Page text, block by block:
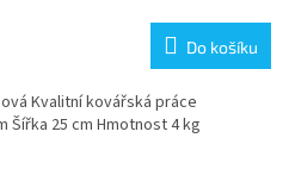
Do košíku
Kvalitní kovářská práce
Šířka 25 cm Hmotnost 4 kg